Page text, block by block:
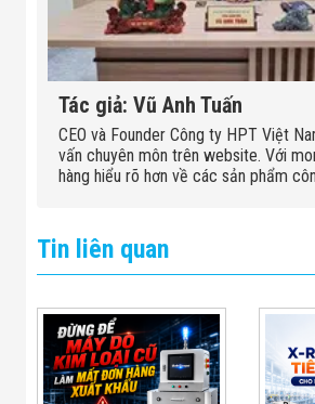
Tác giả: Vũ Anh Tuấn
CEO và Founder Công ty HPT Việt
vấn chuyên môn trên website. Với
hàng hiểu rõ hơn về các sản phẩm
Tin liên quan